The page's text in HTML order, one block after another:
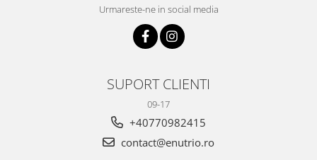
Urmareste-ne in social media
SUPORT CLIENTI
09-17
+40770982415
contact@enutrio.ro